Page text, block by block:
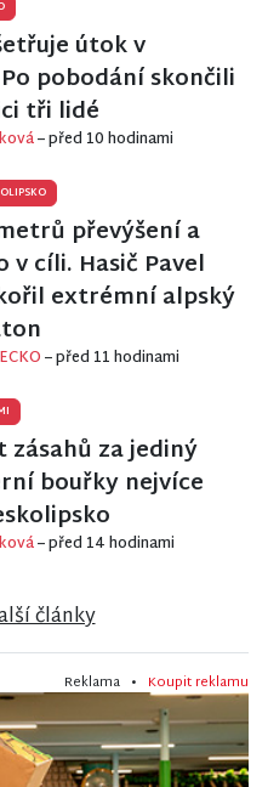
útok v
pobodání skončili
tři lidé
– před 10 hodinami
převýšení a
v cíli. Hasič Pavel
extrémní alpský
– před 11 hodinami
zásahů za jediný
bouřky nejvíce
– před 14 hodinami
články
Reklama • Koupit reklamu